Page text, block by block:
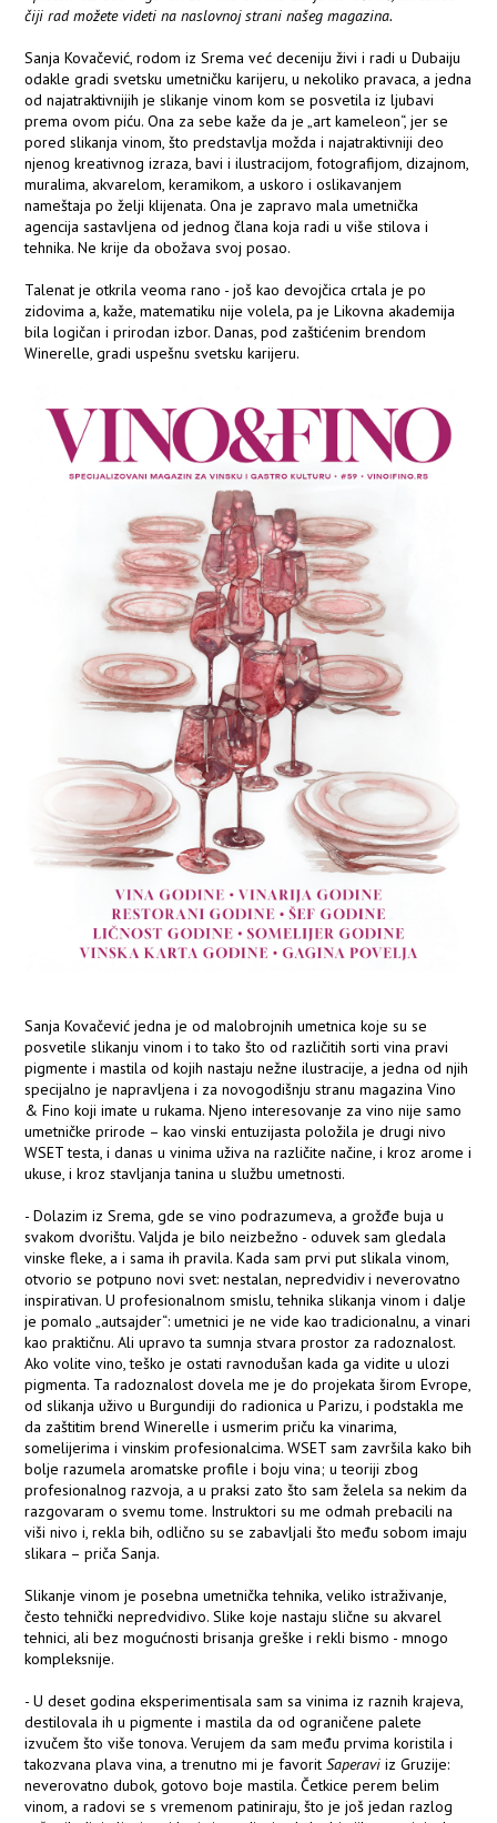
čiji rad možete videti na naslovnoj strani našeg magazina.
Sanja Kovačević, rodom iz Srema već deceniju živi i radi u Dubaiju
odakle gradi svetsku umetničku karijeru, u nekoliko pravaca, a jedna
od najatraktivnijih je slikanje vinom kom se posvetila iz ljubavi
prema ovom piću. Ona za sebe kaže da je „art kameleon“, jer se
pored slikanja vinom, što predstavlja možda i najatraktivniji deo
njenog kreativnog izraza, bavi i ilustracijom, fotografijom, dizajnom,
muralima, akvarelom, keramikom, a uskoro i oslikavanjem
nameštaja po želji klijenata. Ona je zapravo mala umetnička
agencija sastavljena od jednog člana koja radi u više stilova i
tehnika. Ne krije da obožava svoj posao.
Talenat je otkrila veoma rano - još kao devojčica crtala je po
zidovima a, kaže, matematiku nije volela, pa je Likovna akademija
bila logičan i prirodan izbor. Danas, pod zaštićenim brendom
Winerelle, gradi uspešnu svetsku karijeru.
Sanja Kovačević jedna je od malobrojnih umetnica koje su se
posvetile slikanju vinom i to tako što od različitih sorti vina pravi
pigmente i mastila od kojih nastaju nežne ilustracije, a jedna od njih
specijalno je napravljena i za novogodišnju stranu magazina Vino
& Fino koji imate u rukama. Njeno interesovanje za vino nije samo
umetničke prirode – kao vinski entuzijasta položila je drugi nivo
WSET testa, i danas u vinima uživa na različite načine, i kroz arome i
ukuse, i kroz stavljanja tanina u službu umetnosti.
- Dolazim iz Srema, gde se vino podrazumeva, a grožđe buja u
svakom dvorištu. Valjda je bilo neizbežno - oduvek sam gledala
vinske fleke, a i sama ih pravila. Kada sam prvi put slikala vinom,
otvorio se potpuno novi svet: nestalan, nepredvidiv i neverovatno
inspirativan. U profesionalnom smislu, tehnika slikanja vinom i dalje
je pomalo „autsajder“: umetnici je ne vide kao tradicionalnu, a vinari
kao praktičnu. Ali upravo ta sumnja stvara prostor za radoznalost.
Ako volite vino, teško je ostati ravnodušan kada ga vidite u ulozi
pigmenta. Ta radoznalost dovela me je do projekata širom Evrope,
od slikanja uživo u Burgundiji do radionica u Parizu, i podstakla me
da zaštitim brend Winerelle i usmerim priču ka vinarima,
somelijerima i vinskim profesionalcima. WSET sam završila kako bih
bolje razumela aromatske profile i boju vina; u teoriji zbog
profesionalnog razvoja, a u praksi zato što sam želela sa nekim da
razgovaram o svemu tome. Instruktori su me odmah prebacili na
viši nivo i, rekla bih, odlično su se zabavljali što među sobom imaju
slikara – priča Sanja.
Slikanje vinom je posebna umetnička tehnika, veliko istraživanje,
često tehnički nepredvidivo. Slike koje nastaju slične su akvarel
tehnici, ali bez mogućnosti brisanja greške i rekli bismo - mnogo
kompleksnije.
- U deset godina eksperimentisala sam sa vinima iz raznih krajeva,
destilovala ih u pigmente i mastila da od ograničene palete
izvučem što više tonova. Verujem da sam među prvima koristila i
takozvana plava vina, a trenutno mi je favoritSaperaviiz Gruzije:
neverovatno dubok, gotovo boje mastila. Četkice perem belim
vinom, a radovi se s vremenom patiniraju, što je još jedan razlog